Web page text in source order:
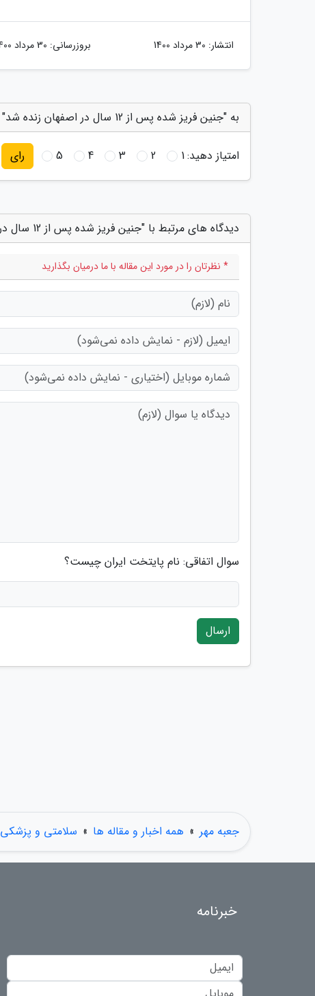
انتشار: 30 مرداد 1400 بروزرسانی: 30 مرداد 1400
به "جنین فریز شده پس از 12 سال در اصفهان زنده شد" امتیاز دهید
امتیاز دهید:1
2
3
4
5 رای
دیدگاه های مرتبط با "جنین فریز شده پس از 12 سال در اصفهان زنده شد"
* نظرتان را در مورد این مقاله با ما درمیان بگذارید
سوال اتفاقی: نام پایتخت ایران چیست؟
ارسال
جعبه مهر » همه اخبار و مقاله ها » سلامتی و پزشکی
خبرنامه